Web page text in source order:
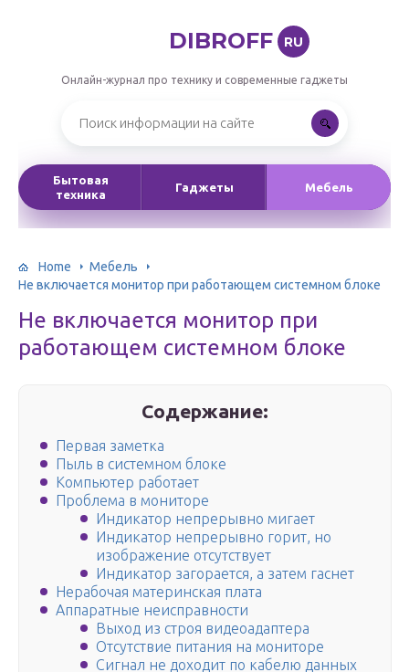
DIBROFF RU
Онлайн-журнал про технику и современные гаджеты
Бытовая
техника
Гаджеты Мебель
Home
Мебель
Не включается монитор при работающем системном блоке
Не включается монитор при
работающем системном блоке
Содержание:
Первая заметка
Пыль в системном блоке
Компьютер работает
Проблема в мониторе
Индикатор непрерывно мигает
Индикатор непрерывно горит, но
изображение отсутствует
Индикатор загорается, а затем гаснет
Нерабочая материнская плата
Аппаратные неисправности
Выход из строя видеоадаптера
Отсутствие питания на мониторе
Сигнал не доходит по кабелю данных